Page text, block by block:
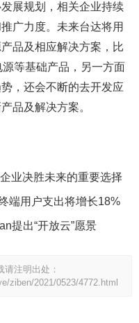
展规划，相关企业持续
广力度。未来台达将用
品及相应解决方案，比
等基础产品，另一方面
，还会不断的去开发应
品及解决方案。
业决胜未来的重要选择
端用户支出将增长18%
提出“开放云”愿景
注明出处：
ziben/2021/0523/4772.html